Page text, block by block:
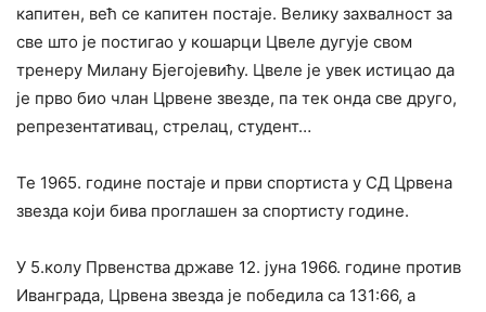
капитен, већ се капитен постаје. Велику захвалност за
све што је постигао у кошарци Цвеле дугује свом
тренеру Милану Бјегојевићу. Цвеле је увек истицао да
је прво био члан Црвене звезде, па тек онда све друго,
репрезентативац, стрелац, студент…
Те 1965. године постаје и први спортиста у СД Црвена
звезда који бива проглашен за спортисту године.
У 5.колу Првенства државе 12. јуна 1966. године против
Иванграда, Црвена звезда је победила са 131:66, а